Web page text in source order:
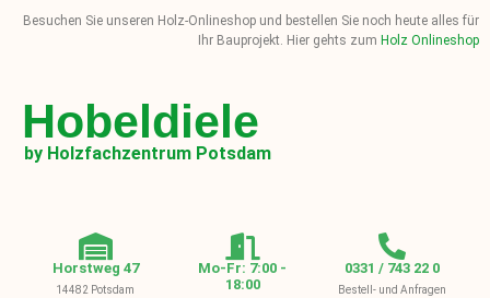
Besuchen Sie unseren Holz-Onlineshop und bestellen Sie noch heute alles für
Ihr Bauprojekt. Hier gehts zum Holz Onlineshop
Hobeldiele
by Holzfachzentrum Potsdam
Horstweg 47
14482 Potsdam
Mo-Fr: 7:00 -
18:00
0331 / 743 22 0
Bestell- und Anfragen